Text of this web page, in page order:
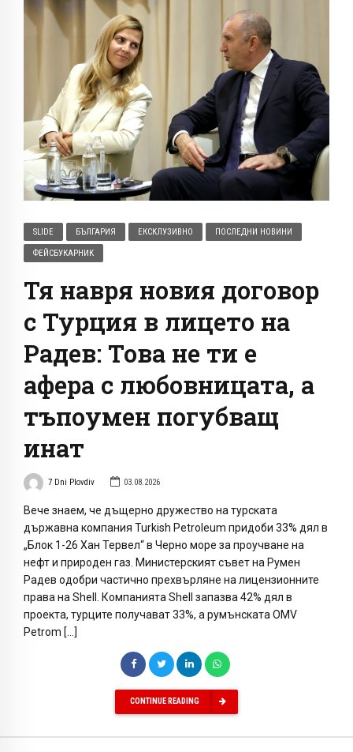
SLIDE БЪЛГАРИЯ ЕКСКЛУЗИВНО ПОСЛЕДНИ НОВИНИ
ФЕЙСБУКАРНИК
Тя навря новия договор
с Турция в лицето на
Радев: Това не ти е
афера с любовницата, а
тъпоумен погубващ
инат
7 Dni Plovdiv 03.08.2026
Вече знаем, че дъщерно дружество на турската
държавна компания Turkish Petroleum придоби 33% дял в
„Блок 1-26 Хан Тервел“ в Черно море за проучване на
нефт и природен газ. Министерският съвет на Румен
Радев одобри частично прехвърляне на лицензионните
права на Shell. Компанията Shell запазва 42% дял в
проекта, турците получават 33%, а румънската OMV
Petrom […]
CONTINUE READING